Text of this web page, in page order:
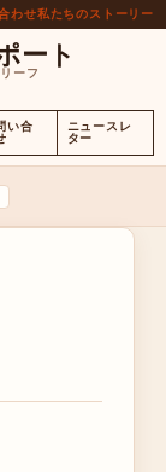
わせ私たちのストーリー
ート
ーフ
い合
ニュースレ
ター